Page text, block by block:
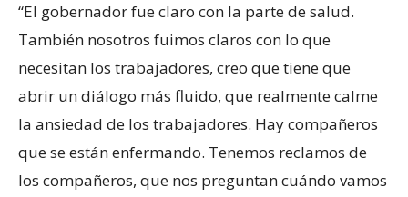
“El gobernador fue claro con la parte de salud.
También nosotros fuimos claros con lo que
necesitan los trabajadores, creo que tiene que
abrir un diálogo más fluido, que realmente calme
la ansiedad de los trabajadores. Hay compañeros
que se están enfermando. Tenemos reclamos de
los compañeros, que nos preguntan cuándo vamos